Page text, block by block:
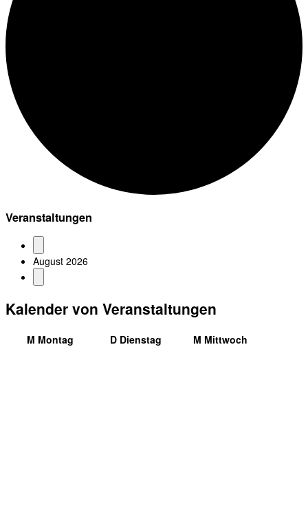
Veranstaltungen
August 2026
Kalender von Veranstaltungen
M Montag D Dienstag M Mittwoch